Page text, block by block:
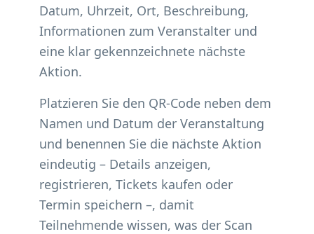
Datum, Uhrzeit, Ort, Beschreibung,
Informationen zum Veranstalter und
eine klar gekennzeichnete nächste
Aktion.
Platzieren Sie den QR-Code neben dem
Namen und Datum der Veranstaltung
und benennen Sie die nächste Aktion
eindeutig – Details anzeigen,
registrieren, Tickets kaufen oder
Termin speichern –, damit
Teilnehmende wissen, was der Scan